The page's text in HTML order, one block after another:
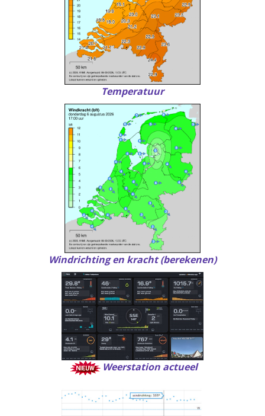
Temperatuur
Windrichting en kracht (berekenen)
Weerstation actueel